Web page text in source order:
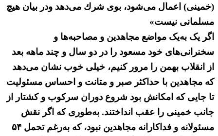
(خمینی) اعمال می‌شود، بوی شرك می‌دهد ودر بیان هیچ
مسلمانی نیست»
اگر یک به‌یک مواضع مجاهدین و مصاحبه‌ها و
سخنرانی‌های خود مسعود را در دو سال و چند ماهه بعد
از انقلاب بهمن را مرور کنیم، خیلی خوب نشان می‌دهد
که مجاهدین با حداکثر صبر و متانت و احساس مسئولیت
تا جایی که امکانش بود شروع دوران سرکوب و کشتار از
جانب خمینی را عقب انداختند. به‌طوری که اگر نقش
مسئولانه و فداکارانه مجاهدین نبود، که به‌رغم تحمل ۵۴